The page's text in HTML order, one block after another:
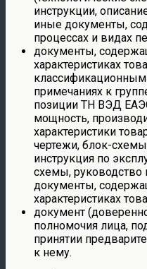
инструкции,
иные документы,
процессах и видах
документы,
характеристиках
примечаниях к
позиции ТН ВЭД
мощность,
характеристики
чертежи, блок-
инструкция по
схемы, руководство
документы,
характеристиках
документ
полномочия лица,
принятии
к нему.